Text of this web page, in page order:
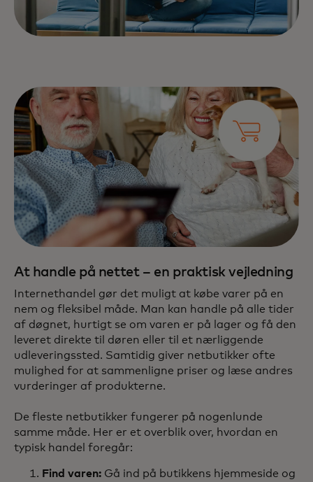
At handle på nettet – en praktisk vejledning
Internethandel gør det muligt at købe varer på en
nem og fleksibel måde. Man kan handle på alle tider
af døgnet, hurtigt se om varen er på lager og få den
leveret direkte til døren eller til et nærliggende
udleveringssted. Samtidig giver netbutikker ofte
mulighed for at sammenligne priser og læse andres
vurderinger af produkterne.
De fleste netbutikker fungerer på nogenlunde
samme måde. Her er et overblik over, hvordan en
typisk handel foregår:
Find varen: Gå ind på butikkens hjemmeside og